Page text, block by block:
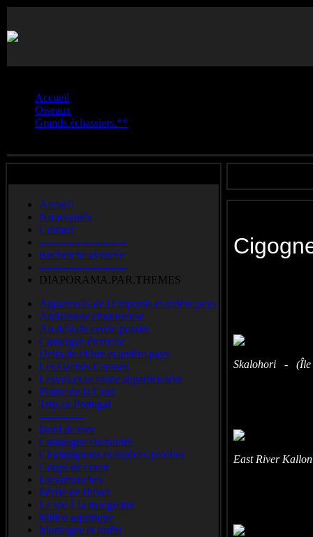
Accueil
Oiseaux
Grands.échassiers.**
Accueil
Nouveautés
Contact
-------------------------
Recherche avancée
-------------------------
DIAPORAMA.PAR.THEMES
Aiguamolls.de.l'Emporda.et.arrière.pays
Andalousie.chaleureuse
Au.delà.du.cercle.polaire
Camargue.éternelle
Delta.de.l'Ebre.et.arrière.pays
Les.Grands.Causses
Lesvos.et.sa.faune.si.particulière
Plaine.de.la.Crau
Trip.au.Portugal
-------------
Bord de mer
Campagne enchantée
Champignons.et.espèces.proches
Coups de coeur
Escarmouches
Féerie de l'hiver
La vie à la mangeoire
Milieu aquatique
Montagne et forêts
Skalohori - (Île
East River